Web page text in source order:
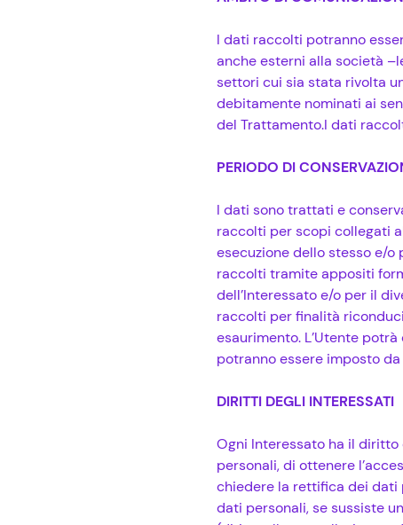
I dati raccolti potranno
anche esterni alla società
settori cui sia stata rivolta
debitamente nominati ai
del Trattamento.I dati
PERIODO DI
I dati sono trattati e
raccolti per scopi collegati
esecuzione dello stesso e/
raccolti tramite appositi
dell’Interessato e/o per il
raccolti per finalità
esaurimento. L’Utente
potranno essere imposto
DIRITTI DEGLI INTERESSATI
Ogni Interessato ha il
personali, di ottenere
chiedere la rettifica dei dati
dati personali, se sussiste